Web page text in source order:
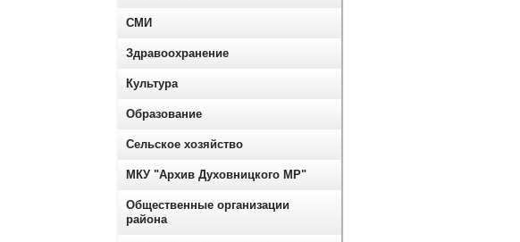
СМИ
Здравоохранение
Культура
Образование
Сельское хозяйство
МКУ "Архив Духовницкого МР"
Общественные организации
района